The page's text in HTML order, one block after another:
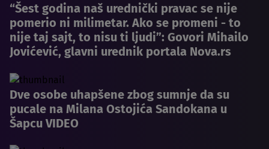
“Šest godina naš urednički pravac se nije
pomerio ni milimetar. Ako se promeni - to
nije taj sajt, to nisu ti ljudi”: Govori Mihailo
Jovićević, glavni urednik portala Nova.rs
Dve osobe uhapšene zbog sumnje da su
pucale na Milana Ostojića Sandokana u
Šapcu VIDEO